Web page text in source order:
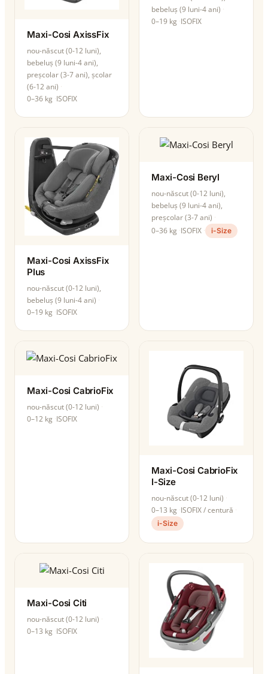
Maxi-Cosi AxissFix
nou-născut (0-12 luni),
bebeluș (9 luni-4 ani),
preșcolar (3-7 ani), școlar
(6-12 ani)
0–36 kg ISOFIX
bebeluș (9 luni-4 ani)
0–19 kg ISOFIX
Maxi-Cosi AxissFix
Plus
nou-născut (0-12 luni),
bebeluș (9 luni-4 ani)
0–19 kg ISOFIX
Maxi-Cosi Beryl
nou-născut (0-12 luni),
bebeluș (9 luni-4 ani),
preșcolar (3-7 ani)
0–36 kg ISOFIX i-Size
Maxi-Cosi CabrioFix
nou-născut (0-12 luni)
0–12 kg ISOFIX
Maxi-Cosi CabrioFix
I-Size
nou-născut (0-12 luni)
0–13 kg ISOFIX / centură
i-Size
Maxi-Cosi Citi
nou-născut (0-12 luni)
0–13 kg ISOFIX